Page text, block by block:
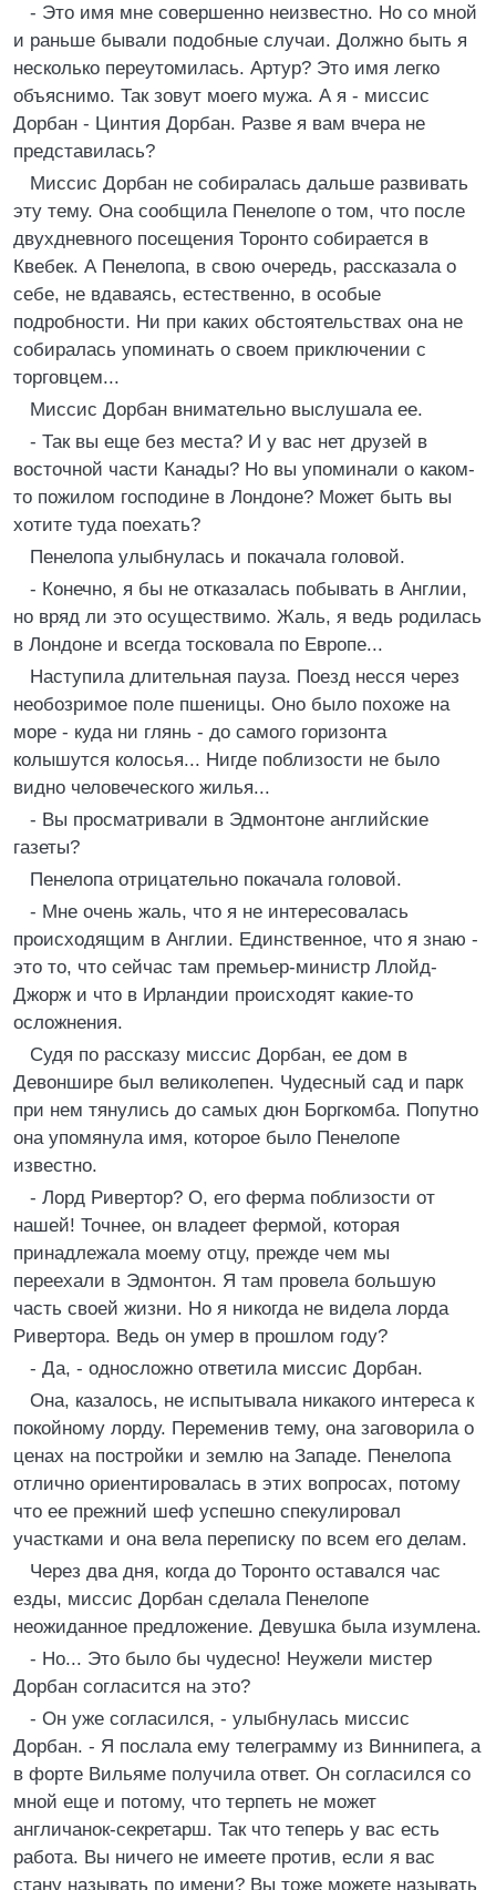
- Это имя мне совершенно неизвестно. Но со мной
и раньше бывали подобные случаи. Должно быть я
несколько переутомилась. Артур? Это имя легко
объяснимо. Так зовут моего мужа. А я - миссис
Дорбан - Цинтия Дорбан. Разве я вам вчера не
представилась?
Миссис Дорбан не собиралась дальше развивать
эту тему. Она сообщила Пенелопе о том, что после
двухдневного посещения Торонто собирается в
Квебек. А Пенелопа, в свою очередь, рассказала о
себе, не вдаваясь, естественно, в особые
подробности. Ни при каких обстоятельствах она не
собиралась упоминать о своем приключении с
торговцем...
Миссис Дорбан внимательно выслушала ее.
- Так вы еще без места? И у вас нет друзей в
восточной части Канады? Но вы упоминали о каком-
то пожилом господине в Лондоне? Может быть вы
хотите туда поехать?
Пенелопа улыбнулась и покачала головой.
- Конечно, я бы не отказалась побывать в Англии,
но вряд ли это осуществимо. Жаль, я ведь родилась
в Лондоне и всегда тосковала по Европе...
Наступила длительная пауза. Поезд несся через
необозримое поле пшеницы. Оно было похоже на
море - куда ни глянь - до самого горизонта
колышутся колосья... Нигде поблизости не было
видно человеческого жилья...
- Вы просматривали в Эдмонтоне английские
газеты?
Пенелопа отрицательно покачала головой.
- Мне очень жаль, что я не интересовалась
происходящим в Англии. Единственное, что я знаю -
это то, что сейчас там премьер-министр Ллойд-
Джорж и что в Ирландии происходят какие-то
осложнения.
Судя по рассказу миссис Дорбан, ее дом в
Девоншире был великолепен. Чудесный сад и парк
при нем тянулись до самых дюн Боргкомба. Попутно
она упомянула имя, которое было Пенелопе
известно.
- Лорд Ривертор? О, его ферма поблизости от
нашей! Точнее, он владеет фермой, которая
принадлежала моему отцу, прежде чем мы
переехали в Эдмонтон. Я там провела большую
часть своей жизни. Но я никогда не видела лорда
Ривертора. Ведь он умер в прошлом году?
- Да, - односложно ответила миссис Дорбан.
Она, казалось, не испытывала никакого интереса к
покойному лорду. Переменив тему, она заговорила о
ценах на постройки и землю на Западе. Пенелопа
отлично ориентировалась в этих вопросах, потому
что ее прежний шеф успешно спекулировал
участками и она вела переписку по всем его делам.
Через два дня, когда до Торонто оставался час
езды, миссис Дорбан сделала Пенелопе
неожиданное предложение. Девушка была изумлена.
- Но... Это было бы чудесно! Неужели мистер
Дорбан согласится на это?
- Он уже согласился, - улыбнулась миссис
Дорбан. - Я послала ему телеграмму из Виннипега, а
в форте Вильяме получила ответ. Он согласился со
мной еще и потому, что терпеть не может
англичанок-секретарш. Так что теперь у вас есть
работа. Вы ничего не имеете против, если я вас
стану называть по имени? Вы тоже можете называть